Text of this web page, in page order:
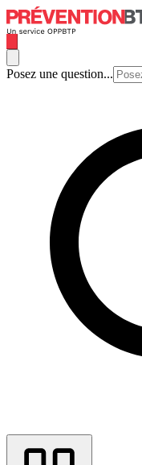
Posez une question...